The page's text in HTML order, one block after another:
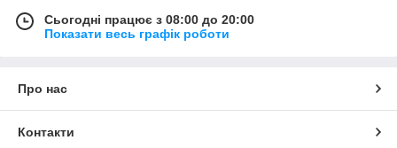
Сьогодні працює з 08:00 до 20:00
Показати весь графік роботи
Про нас
Контакти